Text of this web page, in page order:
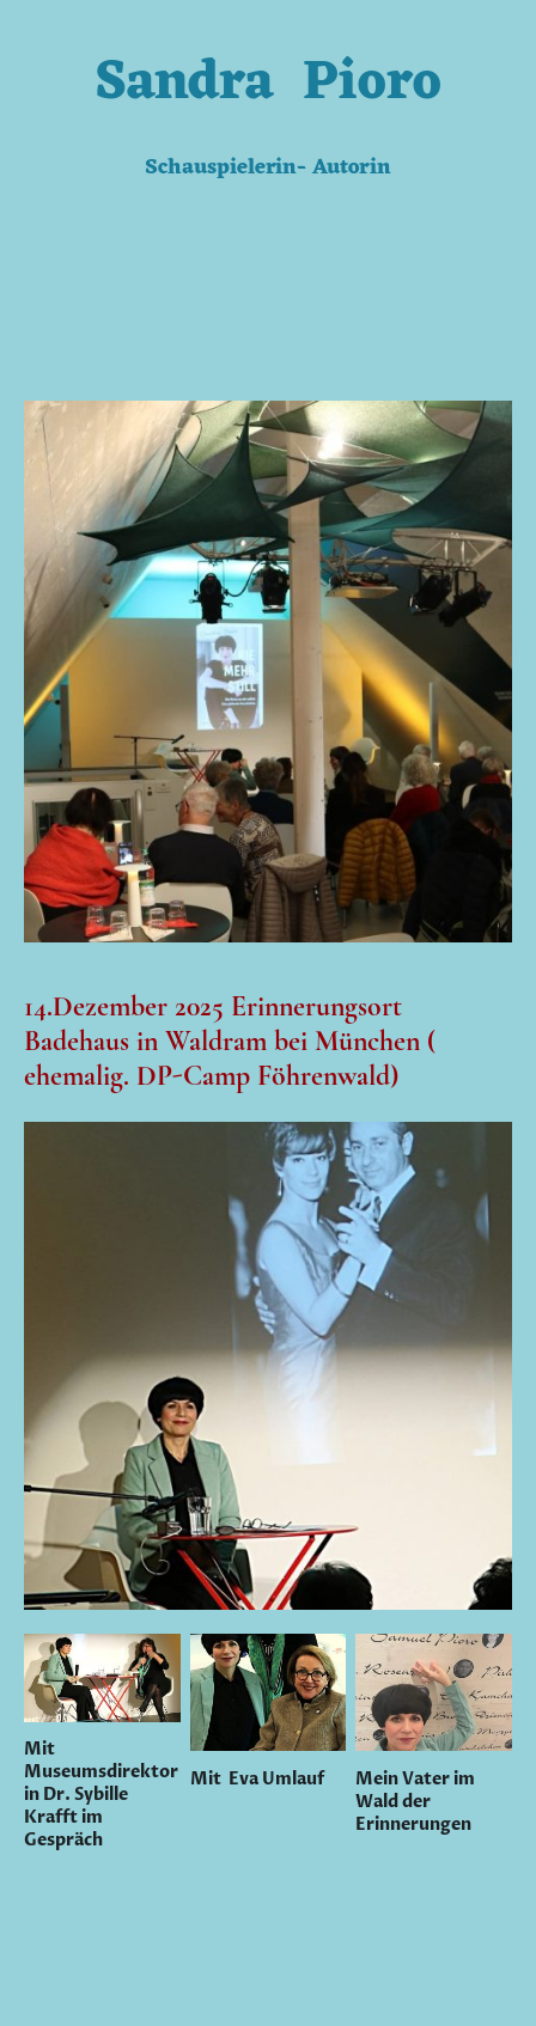
Sandra Pioro
Schauspielerin- Autorin
14.Dezember 2025 Erinnerungsort
Badehaus in Waldram bei München (
ehemalig. DP-Camp Föhrenwald)
Mit
Museumsdirektor
in Dr. Sybille
Krafft im
Gespräch
Mit Eva Umlauf
Mein Vater im
Wald der
Erinnerungen